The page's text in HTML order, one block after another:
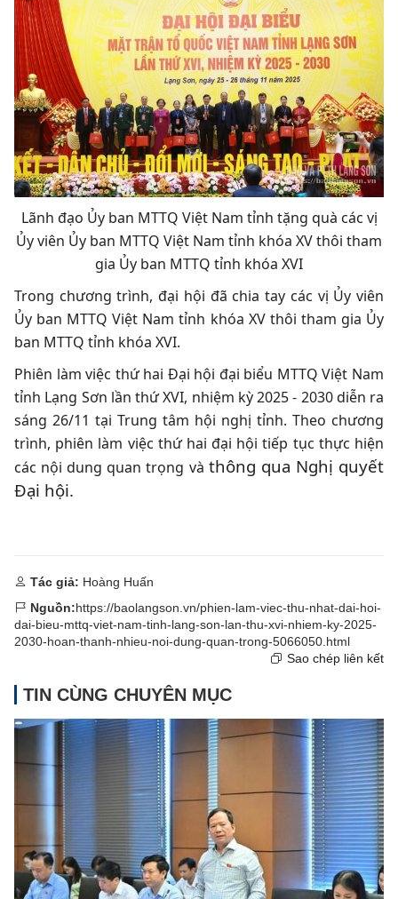
Lãnh đạo Ủy ban MTTQ Việt Nam tỉnh tặng quà các vị
Ủy viên Ủy ban MTTQ Việt Nam tỉnh khóa XV thôi tham
gia Ủy ban MTTQ tỉnh khóa XVI
Trong chương trình, đại hội đã chia tay các vị Ủy viên
Ủy ban MTTQ Việt Nam tỉnh khóa XV thôi tham gia Ủy
ban MTTQ tỉnh khóa XVI.
Phiên làm việc thứ hai Đại hội đại biểu MTTQ Việt Nam
tỉnh Lạng Sơn lần thứ XVI, nhiệm kỳ 2025 - 2030 diễn ra
sáng 26/11 tại Trung tâm hội nghị tỉnh. Theo chương
trình, phiên làm việc thứ hai đại hội tiếp tục thực hiện
các nội dung quan trọng và thông qua Nghị quyết
Đại hội.
Tác giả: Hoàng Huấn
Nguồn:https://baolangson.vn/phien-lam-viec-thu-nhat-dai-hoi-
dai-bieu-mttq-viet-nam-tinh-lang-son-lan-thu-xvi-nhiem-ky-2025-
2030-hoan-thanh-nhieu-noi-dung-quan-trong-5066050.html
Sao chép liên kết
TIN CÙNG CHUYÊN MỤC